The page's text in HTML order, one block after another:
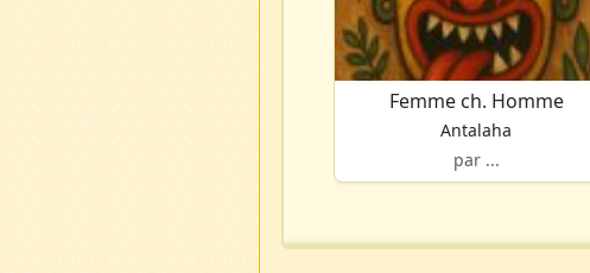
Femme ch. Homme
Antalaha
par ...